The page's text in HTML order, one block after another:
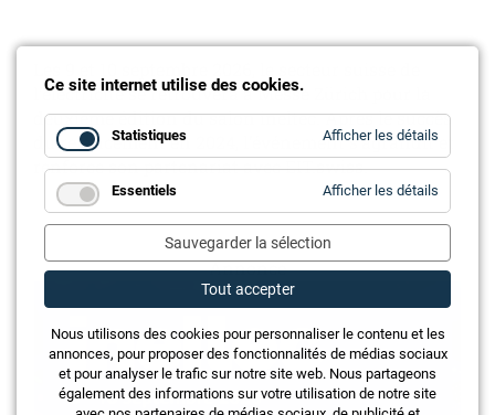
l’électricité se retrouvera à Messe Zürich pour la
deuxième édition du salon ineltec. Après le succès
du relancement en 2024, l’événement s’agrandit et
renforce son partenariat avec EIT.swiss.
Annonce
Ce site internet utilise des cookies.
Statistiques Afficher les détails
Essentiels Afficher les détails
Sauvegarder la sélection
Tout accepter
Nous utilisons des cookies pour personnaliser le contenu et les
annonces, pour proposer des fonctionnalités de médias sociaux
et pour analyser le trafic sur notre site web. Nous partageons
également des informations sur votre utilisation de notre site